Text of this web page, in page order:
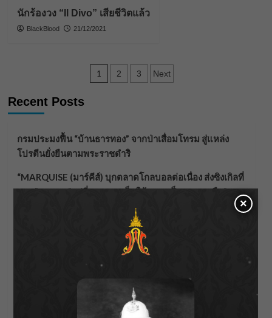
นักร้องวง “Il Divo” เสียชีวิตแล้ว
BlackBlood 21/12/2021
Posts
1 2 3 Next
Recent Posts
กรมประมงฟื้น “บ้านธารทอง” จากป่าเสื่อมโทรม สู่แหล่ง
โปรตีนยั่งยืนตามพระราชดำริ
“MARQUISE (มาร์คีส์) บุกตลาดโกลบอลต่อเนื่อง ส่งซิงเกิลที่
สอง “IRONIC” เปลี่ยนความเจ็บให้กลายเป็นการเอาคืน”
ชลประทานเชียงใหม่เร่งพร่องน้ำแม่น้ำปิง รับมวลน้ำเหนือ ย้ำ
ฟาดลุคใหม่! “แบม พิชญานิน” แดนซ์สับทุกจังหวะ ชวน
แฟนๆ แกะท่า #นอกจอนอกใจ
กรมชลฯ รับฟังประชาชน ติดตามแก้ปัญหาโครงการประตู
×